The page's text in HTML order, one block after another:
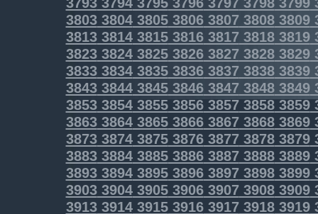
38033804380538063807 38083809
38133814381538163817 38183819
38233824382538263827 38283829
38333834383538363837 38383839
38433844384538463847 38483849
3853385438553856385738583859
3863386438653866386738683869
3873387438753876387738783879
3883388438853886388738883889
3893389438953896389738983899
3903390439053906390739083909
3913391439153916391739183919